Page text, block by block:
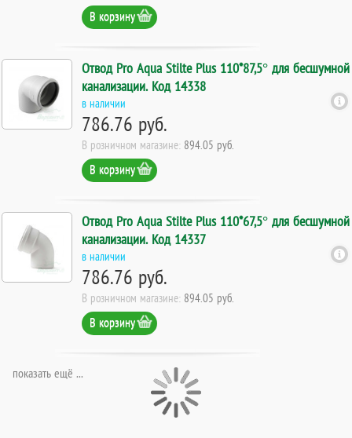
В корзину
Отвод Pro Aqua Stilte Plus 110*87,5° для бесшумной
канализации. Код 14338
в наличии
786.76 руб.
В розничном магазине: 894.05 руб.
В корзину
Отвод Pro Aqua Stilte Plus 110*67,5° для бесшумной
канализации. Код 14337
в наличии
786.76 руб.
В розничном магазине: 894.05 руб.
В корзину
показать ещё ...